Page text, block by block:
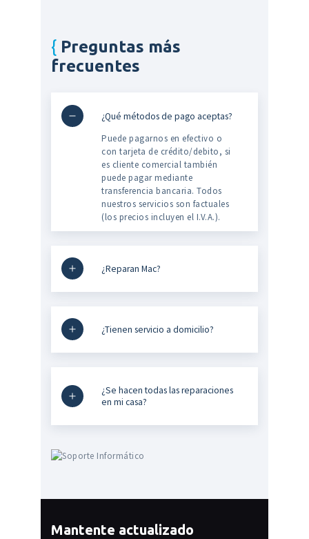
Preguntas más
frecuentes
¿Qué métodos de pago aceptas?
Puede pagarnos en efectivo o
con tarjeta de crédito/debito, si
es cliente comercial también
puede pagar mediante
transferencia bancaria. Todos
nuestros servicios son factuales
(los precios incluyen el I.V.A.).
¿Reparan Mac?
¿Tienen servicio a domicilio?
¿Se hacen todas las reparaciones
en mi casa?
Mantente actualizado